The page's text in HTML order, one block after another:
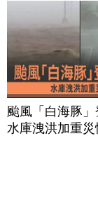
颱風「白海豚
水庫洩洪加重災